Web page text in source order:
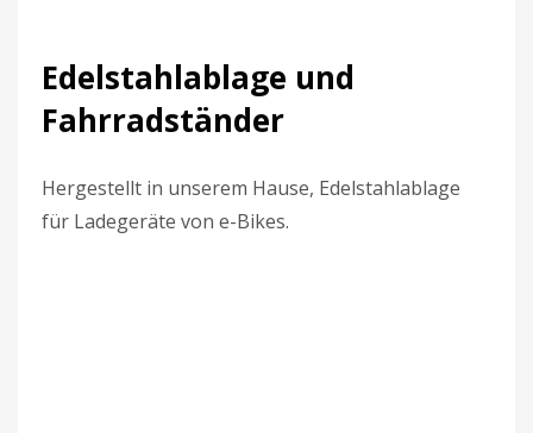
Edelstahlablage und
Fahrradständer
Hergestellt in unserem Hause, Edelstahlablage
für Ladegeräte von e-Bikes.